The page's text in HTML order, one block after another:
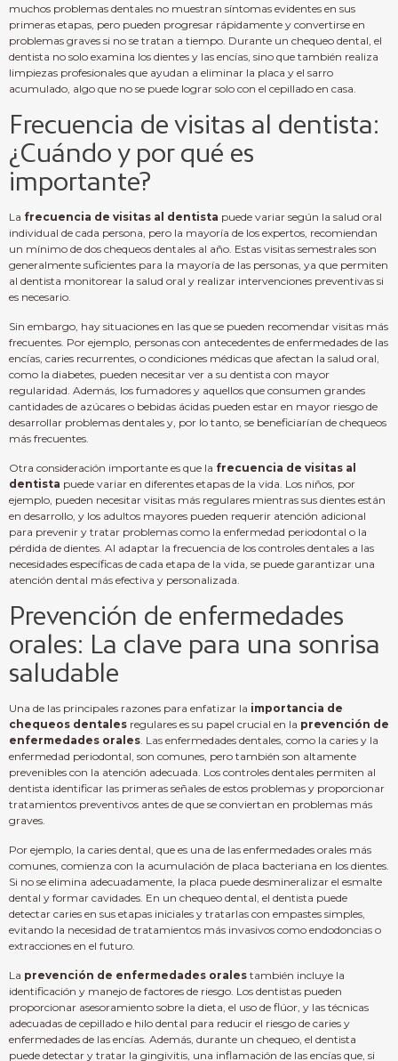
muchos problemas dentales no muestran síntomas evidentes en sus
primeras etapas, pero pueden progresar rápidamente y convertirse en
problemas graves si no se tratan a tiempo. Durante un chequeo dental, el
dentista no solo examina los dientes y las encías, sino que también realiza
limpiezas profesionales que ayudan a eliminar la placa y el sarro
acumulado, algo que no se puede lograr solo con el cepillado en casa.
Frecuencia de visitas al dentista:
¿Cuándo y por qué es
importante?
La frecuencia de visitas al dentista puede variar según la salud oral
individual de cada persona, pero la mayoría de los expertos, recomiendan
un mínimo de dos chequeos dentales al año. Estas visitas semestrales son
generalmente suficientes para la mayoría de las personas, ya que permiten
al dentista monitorear la salud oral y realizar intervenciones preventivas si
es necesario.
Sin embargo, hay situaciones en las que se pueden recomendar visitas más
frecuentes. Por ejemplo, personas con antecedentes de enfermedades de las
encías, caries recurrentes, o condiciones médicas que afectan la salud oral,
como la diabetes, pueden necesitar ver a su dentista con mayor
regularidad. Además, los fumadores y aquellos que consumen grandes
cantidades de azúcares o bebidas ácidas pueden estar en mayor riesgo de
desarrollar problemas dentales y, por lo tanto, se beneficiarían de chequeos
más frecuentes.
Otra consideración importante es que la frecuencia de visitas al
dentista puede variar en diferentes etapas de la vida. Los niños, por
ejemplo, pueden necesitar visitas más regulares mientras sus dientes están
en desarrollo, y los adultos mayores pueden requerir atención adicional
para prevenir y tratar problemas como la enfermedad periodontal o la
pérdida de dientes. Al adaptar la frecuencia de los controles dentales a las
necesidades específicas de cada etapa de la vida, se puede garantizar una
atención dental más efectiva y personalizada.
Prevención de enfermedades
orales: La clave para una sonrisa
saludable
Una de las principales razones para enfatizar la importancia de
chequeos dentales regulares es su papel crucial en la prevención de
enfermedades orales . Las enfermedades dentales, como la caries y la
enfermedad periodontal, son comunes, pero también son altamente
prevenibles con la atención adecuada. Los controles dentales permiten al
dentista identificar las primeras señales de estos problemas y proporcionar
tratamientos preventivos antes de que se conviertan en problemas más
graves.
Por ejemplo, la caries dental, que es una de las enfermedades orales más
comunes, comienza con la acumulación de placa bacteriana en los dientes.
Si no se elimina adecuadamente, la placa puede desmineralizar el esmalte
dental y formar cavidades. En un chequeo dental, el dentista puede
detectar caries en sus etapas iniciales y tratarlas con empastes simples,
evitando la necesidad de tratamientos más invasivos como endodoncias o
extracciones en el futuro.
La prevención de enfermedades orales también incluye la
identificación y manejo de factores de riesgo. Los dentistas pueden
proporcionar asesoramiento sobre la dieta, el uso de flúor, y las técnicas
adecuadas de cepillado e hilo dental para reducir el riesgo de caries y
enfermedades de las encías. Además, durante un chequeo, el dentista
puede detectar y tratar la gingivitis, una inflamación de las encías que, si